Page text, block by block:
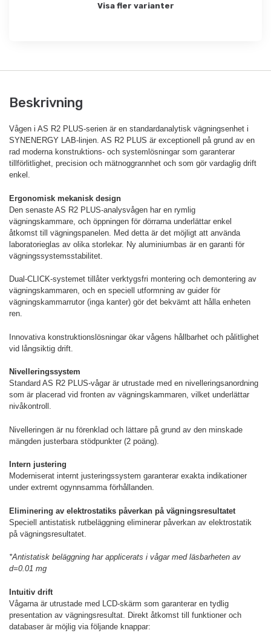
Visa fler varianter
Beskrivning
Vågen i AS R2 PLUS-serien är en standardanalytisk vägningsenhet i
SYNENERGY LAB-linjen. AS R2 PLUS är exceptionell på grund av en
rad moderna konstruktions- och systemlösningar som garanterar
tillförlitlighet, precision och mätnoggrannhet och som gör vardaglig drift
enkel.
Ergonomisk mekanisk design
Den senaste AS R2 PLUS-analysvågen har en rymlig
vägningskammare, och öppningen för dörrarna underlättar enkel
åtkomst till vägningspanelen. Med detta är det möjligt att använda
laboratorieglas av olika storlekar. Ny aluminiumbas är en garanti för
vägningssystemsstabilitet.
Dual-CLICK-systemet tillåter verktygsfri montering och demontering av
vägningskammaren, och en speciell utformning av guider för
vägningskammarrutor (inga kanter) gör det bekvämt att hålla enheten
ren.
Innovativa konstruktionslösningar ökar vågens hållbarhet och pålitlighet
vid långsiktig drift.
Nivelleringssystem
Standard AS R2 PLUS-vågar är utrustade med en nivelleringsanordning
som är placerad vid fronten av vägningskammaren, vilket underlättar
nivåkontroll.
Nivelleringen är nu förenklad och lättare på grund av den minskade
mängden justerbara stödpunkter (2 poäng).
Intern justering
Moderniserat internt justeringssystem garanterar exakta indikationer
under extremt ogynnsamma förhållanden.
Eliminering av elektrostatiks påverkan på vägningsresultatet
Speciell antistatisk rutbeläggning eliminerar påverkan av elektrostatik
på vägningsresultatet.
*Antistatisk beläggning har applicerats i vågar med läsbarheten av
d=0.01 mg
Intuitiv drift
Vågarna är utrustade med LCD-skärm som garanterar en tydlig
presentation av vägningsresultat. Direkt åtkomst till funktioner och
databaser är möjlig via följande knappar: